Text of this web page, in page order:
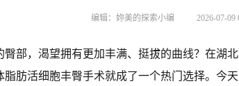
编辑：妳美的探索小编 2026-07-09
部，渴望拥有更加丰满、挺拔的曲线？在湖
脂肪活细胞丰臀手术就成了一个热门选择。今